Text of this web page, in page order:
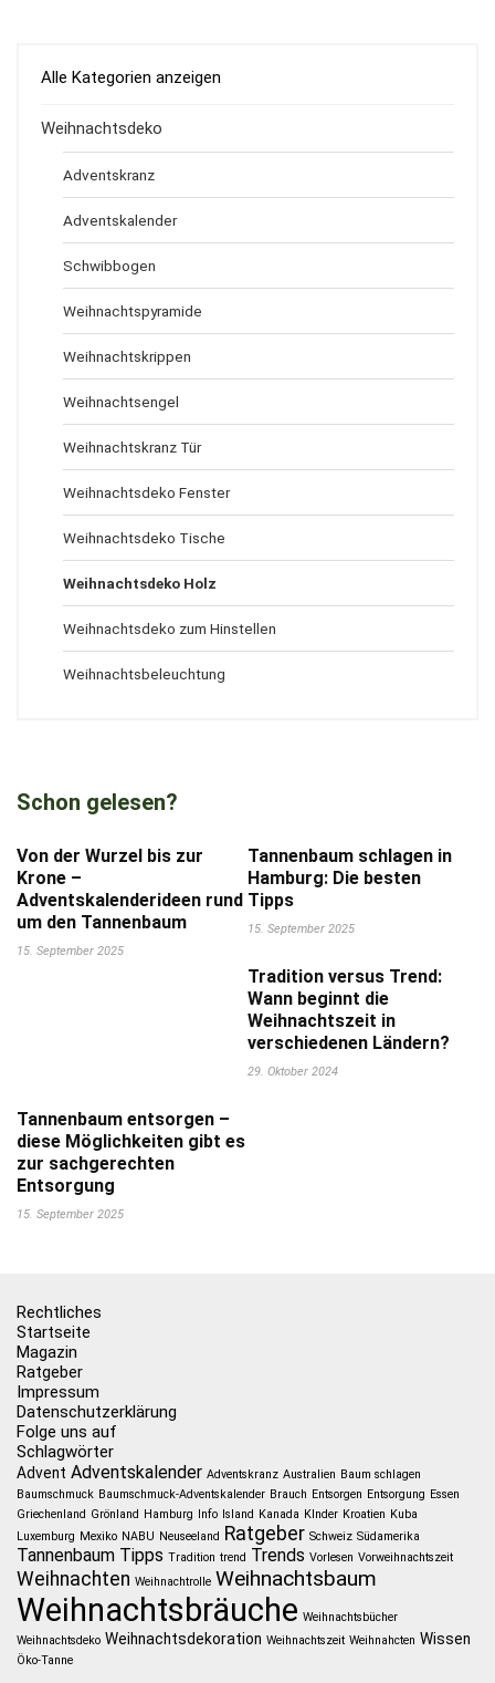
Alle Kategorien anzeigen
Weihnachtsdeko
Adventskranz
Adventskalender
Schwibbogen
Weihnachtspyramide
Weihnachtskrippen
Weihnachtsengel
Weihnachtskranz Tür
Weihnachtsdeko Fenster
Weihnachtsdeko Tische
Weihnachtsdeko Holz
Weihnachtsdeko zum Hinstellen
Weihnachtsbeleuchtung
Schon gelesen?
Von der Wurzel bis zur
Krone –
Adventskalenderideen rund
um den Tannenbaum
15. September 2025
Tannenbaum schlagen in
Hamburg: Die besten
Tipps
15. September 2025
Tradition versus Trend:
Wann beginnt die
Weihnachtszeit in
verschiedenen Ländern?
29. Oktober 2024
Tannenbaum entsorgen –
diese Möglichkeiten gibt es
zur sachgerechten
Entsorgung
15. September 2025
Rechtliches
Startseite
Magazin
Ratgeber
Impressum
Datenschutzerklärung
Folge uns auf
Schlagwörter
Advent Adventskalender Adventskranz Australien Baum schlagen
Baumschmuck Baumschmuck-Adventskalender Brauch Entsorgen Entsorgung Essen
Griechenland Grönland Hamburg Info Island Kanada KInder Kroatien Kuba
Luxemburg Mexiko NABU Neuseeland Ratgeber Schweiz Südamerika
Tannenbaum Tipps Tradition trend Trends Vorlesen Vorweihnachtszeit
Weihnachten Weihnachtrolle Weihnachtsbaum
Weihnachtsbräuche Weihnachtsbücher
Weihnachtsdeko Weihnachtsdekoration Weihnachtszeit Weihnahcten Wissen
Öko-Tanne